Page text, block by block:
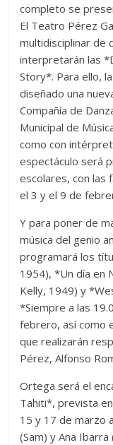
completo se
El Teatro Pérez
multidisciplinar de
interpretarán las
Story*. Para ello,
diseñado una
Compañía de
Municipal de
como con
espectáculo será
escolares, con las
el 3 y el 9 de
Y para poner de
música del genio
programará los
1954), *Un día en
Kelly, 1949) y
*Siempre a las
febrero, así como
que realizarán
Pérez, Alfonso
Ortega será el
Tahiti*, prevista
15 y 17 de marzo
(Sam) y Ana